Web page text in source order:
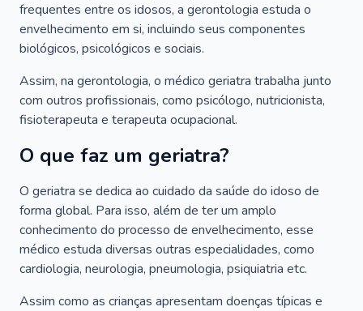
frequentes entre os idosos, a gerontologia estuda o
envelhecimento em si, incluindo seus componentes
biológicos, psicológicos e sociais.
Assim, na gerontologia, o médico geriatra trabalha junto
com outros profissionais, como psicólogo, nutricionista,
fisioterapeuta e terapeuta ocupacional.
O que faz um geriatra?
O geriatra se dedica ao cuidado da saúde do idoso de
forma global. Para isso, além de ter um amplo
conhecimento do processo de envelhecimento, esse
médico estuda diversas outras especialidades, como
cardiologia, neurologia, pneumologia, psiquiatria etc.
Assim como as crianças apresentam doenças típicas e